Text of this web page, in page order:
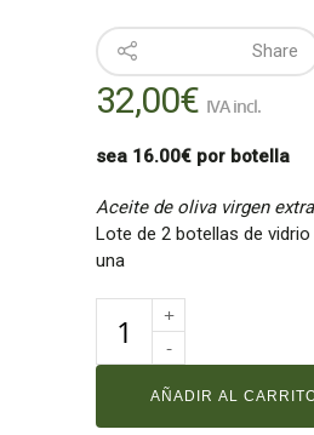
Share
32,00€ IVA incl.
sea 16.00€ por botella
Aceite de oliva virgen
Lote de 2 botellas de
una
AÑADIR AL